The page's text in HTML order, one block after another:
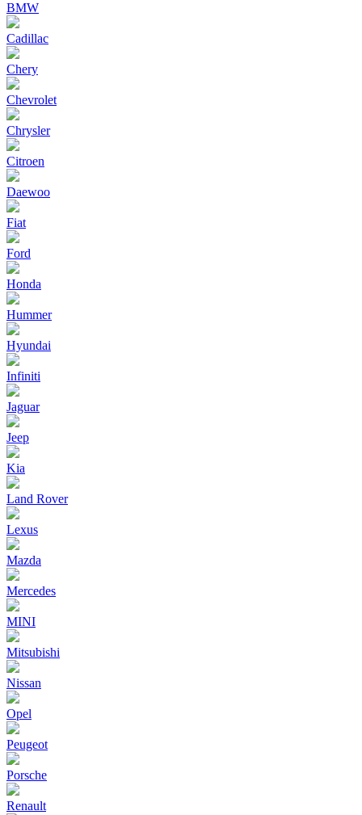
BMW
Cadillac
Chery
Chevrolet
Chrysler
Citroen
Daewoo
Fiat
Ford
Honda
Hummer
Hyundai
Infiniti
Jaguar
Jeep
Kia
Land Rover
Lexus
Mazda
Mercedes
MINI
Mitsubishi
Nissan
Opel
Peugeot
Porsche
Renault